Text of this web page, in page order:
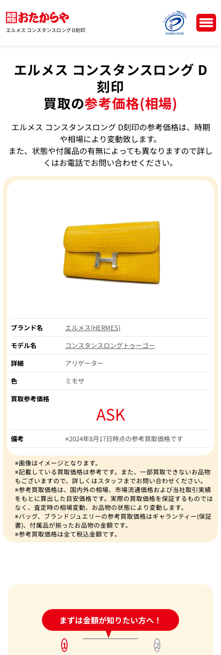
エルメス コンスタンスロング D刻印
エルメス コンスタンスロング D
刻印
買取の参考価格(相場)
エルメス コンスタンスロング D刻印の参考価格は、時期
や相場により変動致します。
また、状態や付属品の有無によっても異なりますので詳し
くはお電話でお問い合わせください。
ブランド名
エルメス(HERMES)
モデル名
コンスタンスロングトゥーゴー
詳細
アリゲーター
色
ミモザ
買取参考価格
ASK
備考 ※2024年8月17日時点の参考買取価格です
※画像はイメージとなります。
※記載している買取価格は参考です。また、一部買取できないお品物
もございますので、詳しくはスタッフまでお問い合わせください。
※参考買取価格は、国内外の相場、市場流通価格および当社取引実績
をもとに算出した目安価格です。実際の買取価格を保証するものでは
なく、査定時の相場変動、お品物の状態により変動します。
※バッグ、ブランドジュエリーの参考買取価格はギャランティー(保証
書)、付属品が揃ったお品物の金額です。
※参考買取価格は全て税込金額です。
まずは金額が知りたい方へ！
24時間受付中!問い合わせフォーム
1
2